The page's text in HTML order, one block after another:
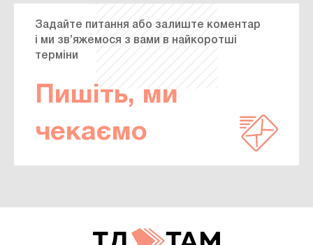
Задайте питання або залиште коментар
і ми зв’яжемося з вами в найкоротші
терміни
Пишіть, ми
чекаємо